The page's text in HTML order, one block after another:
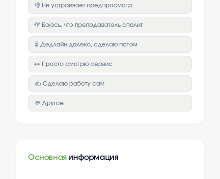
👎 Не устраивает предпросмотр
🫣 Боюсь, что преподаватель спалит
⏳ Дедлайн далеко, сделаю потом
👀 Просто смотрю сервис
✍️ Сделаю работу сам
💬 Другое
Основная информация